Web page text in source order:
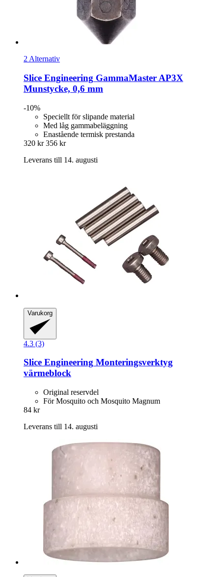
2 Alternativ
Slice Engineering GammaMaster AP3X
Munstycke, 0,6 mm
-10%
Speciellt för slipande material
Med låg gammabeläggning
Enastående termisk prestanda
320 kr 356 kr
Leverans till 14. augusti
Varukorg
4.3 (3)
Slice Engineering Monteringsverktyg
värmeblock
Original reservdel
För Mosquito och Mosquito Magnum
84 kr
Leverans till 14. augusti